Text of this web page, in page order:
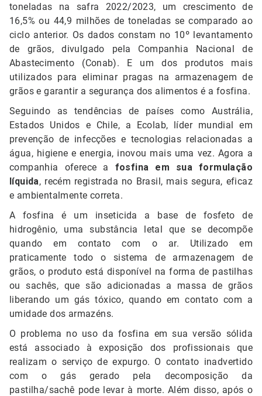
toneladas na safra 2022/2023, um crescimento de
16,5% ou 44,9 milhões de toneladas se comparado ao
ciclo anterior. Os dados constam no 10º levantamento
de grãos, divulgado pela Companhia Nacional de
Abastecimento (Conab). E um dos produtos mais
utilizados para eliminar pragas na armazenagem de
grãos e garantir a segurança dos alimentos é a fosfina.
Seguindo as tendências de países como Austrália,
Estados Unidos e Chile, a Ecolab, líder mundial em
prevenção de infecções e tecnologias relacionadas a
água, higiene e energia, inovou mais uma vez. Agora a
companhia oferece a fosfina em sua formulação
líquida, recém registrada no Brasil, mais segura, eficaz
e ambientalmente correta.
A fosfina é um inseticida a base de fosfeto de
hidrogênio, uma substância letal que se decompõe
quando em contato com o ar. Utilizado em
praticamente todo o sistema de armazenagem de
grãos, o produto está disponível na forma de pastilhas
ou sachês, que são adicionadas a massa de grãos
liberando um gás tóxico, quando em contato com a
umidade dos armazéns.
O problema no uso da fosfina em sua versão sólida
está associado à exposição dos profissionais que
realizam o serviço de expurgo. O contato inadvertido
com o gás gerado pela decomposição da
pastilha/sachê pode levar à morte. Além disso, após o